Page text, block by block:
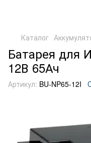
Каталог
Батарея для
12В 65Ач
Артикул: BU-NP65-12I